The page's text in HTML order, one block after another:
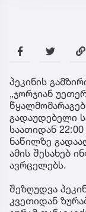
პეკინის
„ჯორჯიან
გადაუდებელი
საათიდან
ნაწილზე
ამის შესახებ
ავრცელებს.
შეზღუდვა
კვეთიდან